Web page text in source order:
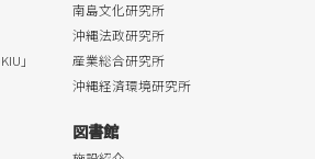
」
南島文化研究所
沖縄法政研究所
産業総合研究所
沖縄経済環境研究所
図書館